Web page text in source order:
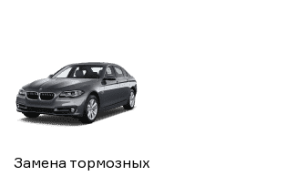
Замена тормозных